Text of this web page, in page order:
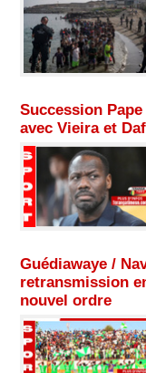
Succession
avec Vieira et Daf
Guédiawaye /
retransmission
nouvel ordre